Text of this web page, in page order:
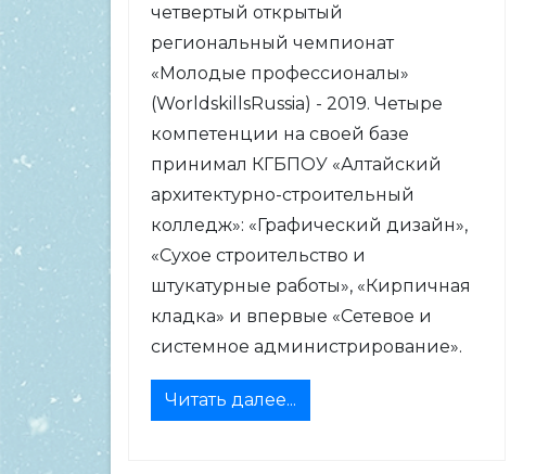
четвертый открытый
региональный чемпионат
«Молодые профессионалы»
(WorldskillsRussia) - 2019. Четыре
компетенции на своей базе
принимал КГБПОУ «Алтайский
архитектурно-строительный
колледж»: «Графический дизайн»,
«Сухое строительство и
штукатурные работы», «Кирпичная
кладка» и впервые «Сетевое и
системное администрирование».
Читать далее...